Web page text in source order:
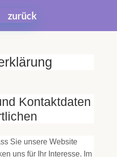
zurück
Kontaktdaten
Sie unsere Website
uns für Ihr Interesse. Im